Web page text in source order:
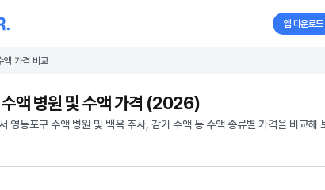
앱 다운로드
액 가격 비교
수액 병원 및 수액 가격 (2026)
영등포구 수액 병원 및 백옥 주사, 감기 수액 등 수액 종류별 가격을 비교해